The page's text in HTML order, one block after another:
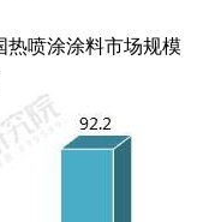
热喷涂涂料市场规模